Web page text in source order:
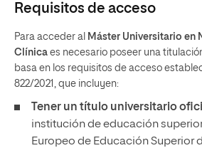
Requisitos de acceso
Para acceder al Máster Universitario en
Clínica es necesario poseer una
basa en los requisitos de acceso
822/2021, que incluyen:
Tener un título universitario
institución de educación
Europeo de Educación Superior